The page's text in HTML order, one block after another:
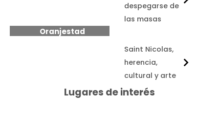
Oranjestad
despegarse de
las masas
Saint Nicolas,
herencia,
cultural y arte
Lugares de interés